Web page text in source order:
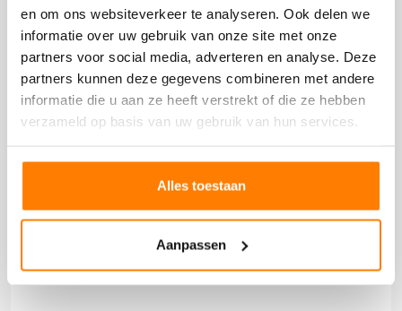
en om ons websiteverkeer te analyseren. Ook delen we
informatie over uw gebruik van onze site met onze
partners voor social media, adverteren en analyse. Deze
partners kunnen deze gegevens combineren met andere
informatie die u aan ze heeft verstrekt of die ze hebben
verzameld op basis van uw gebruik van hun services.
Alles toestaan
Aanpassen